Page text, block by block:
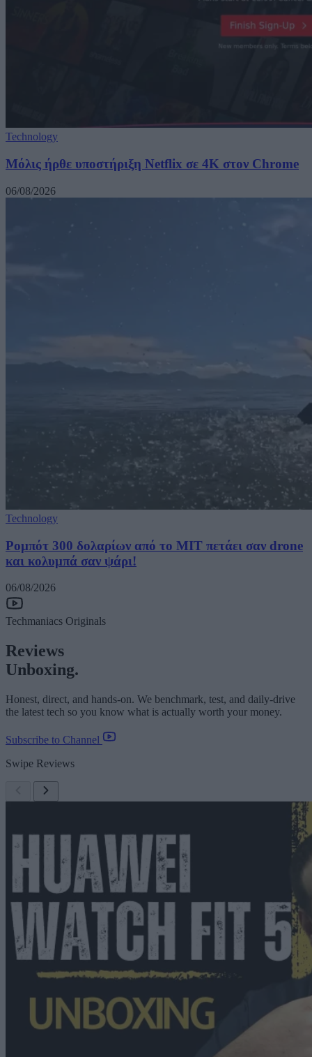
Technology
Μόλις ήρθε υποστήριξη Netflix σε 4K στον Chrome
06/08/2026
Technology
Ρομπότ 300 δολαρίων από το MIT πετάει σαν drone
και κολυμπά σαν ψάρι!
06/08/2026
Techmaniacs Originals
Reviews
Unboxing.
Honest, direct, and hands-on. We benchmark, test, and daily-drive
the latest tech so you know what is actually worth your money.
Subscribe to Channel
Swipe Reviews